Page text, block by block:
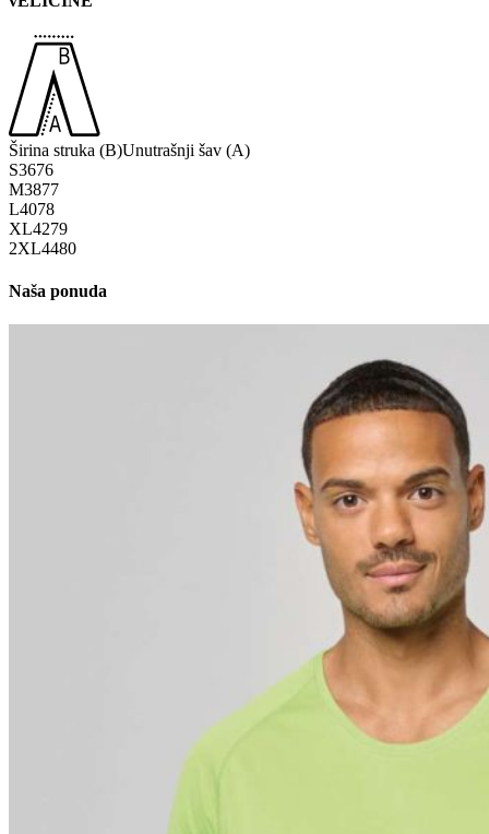
Širina struka (B)Unutrašnji šav (A)
S3676
M3877
L4078
XL4279
2XL4480
Naša ponuda